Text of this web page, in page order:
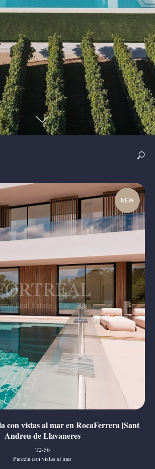
NEW
con vistas al mar en RocaFerrera |Sant
Andreu de Llavaneres
T2-56
Parcela con vistas al mar